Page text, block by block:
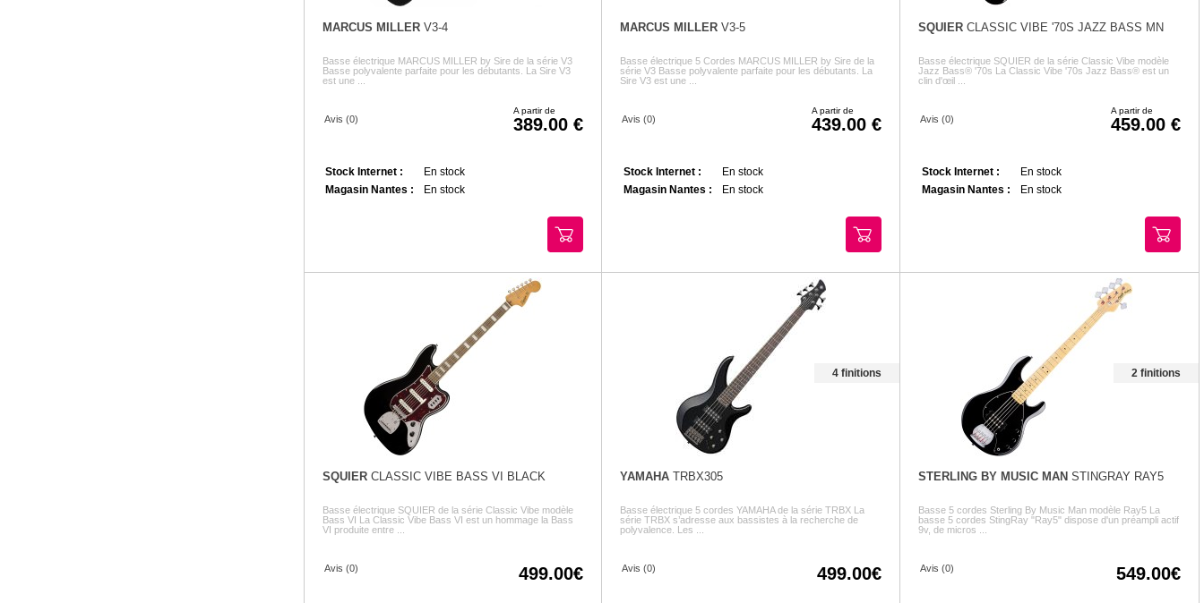
MARCUS MILLERV3-4
Basse électrique MARCUS MILLER by Sire de la série V3
Basse polyvalente parfaite pour les débutants. La Sire V3
est une ...
Avis (0)
A partir de
389.00
Stock Internet :
En stock
Magasin Nantes :
En stock
MARCUS MILLERV3-5
Basse électrique 5 Cordes MARCUS MILLER by Sire de la
série V3 Basse polyvalente parfaite pour les débutants. La
Sire V3 est une ...
Avis (0)
A partir de
439.00
Stock Internet :
En stock
Magasin Nantes :
En stock
SQUIER CLASSIC VIBE '70S JAZZ BASS MN
Basse électrique SQUIER de la série Classic Vibe modèle
Jazz Bass® '70s La Classic Vibe '70s Jazz Bass® est un
clin d'œil ...
Avis (0)
A partir de
459.00
Stock Internet :
En stock
Magasin Nantes :
En stock
SQUIERCLASSIC VIBE BASS VI BLACK
Basse électrique SQUIER de la série Classic Vibe modèle
Bass VI La Classic Vibe Bass VI est un hommage la Bass
VI produite entre ...
Avis (0) 499.00
4 finitions
YAMAHATRBX305
Basse électrique 5 cordes YAMAHA de la série TRBX La
série TRBX s’adresse aux bassistes à la recherche de
polyvalence. Les ...
Avis (0) 499.00
2 finitions
STERLING BY MUSIC MAN STINGRAY RAY5
Basse 5 cordes Sterling By Music Man modèle Ray5 La
basse 5 cordes StingRay "Ray5" dispose d'un préampli actif
9v, de micros ...
Avis (0) 549.00